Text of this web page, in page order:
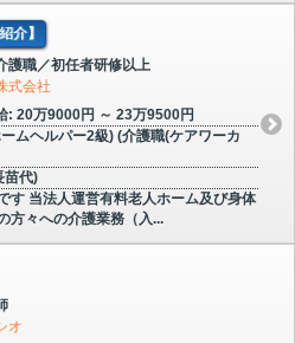
介】
護職／初任者研修以上
式会社
: 20万9000円 ～ 23万9500円
ムヘルパー2級) (介護職(ケアワーカ
苗代)
す 当法人運営有料老人ホーム及び身体
方々への介護業務（入...
オ